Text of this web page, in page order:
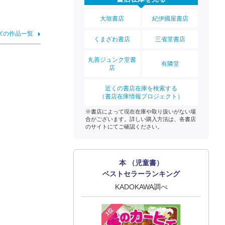
の作品一覧
大垣書店 紀伊國屋書店
くまざわ書店 三省堂書店
丸善ジュンク堂書
店
有隣堂
近くの書店在庫を検索する
（書店在庫情報プロジェクト）
※書店によって現在在庫や取り扱いがない場
合がございます。詳しい購入方法は、各書店
のサイトにてご確認ください。
本 （児童書）
ベストセラーランキング
KADOKAWA調べ
1位